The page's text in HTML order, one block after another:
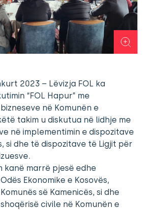
2023 – Lëvizja FOL ka
“FOL Hapur” me
në Komunën e
takim u diskutua në lidhje me
në implementimin e dispozitave
si dhe të dispozitave të Ligjit për
kanë marrë pjesë edhe
Ekonomike e Kosovës,
së Kamenicës, si dhe
civile në Komunën e